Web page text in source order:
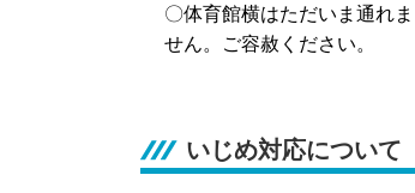
〇体育館横はただいま通れま
せん。ご容赦ください。
いじめ対応について